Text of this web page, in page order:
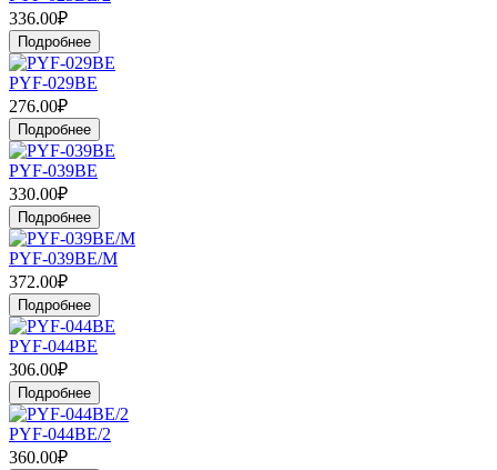
336.00₽
Подробнее
PYF-029BE
276.00₽
Подробнее
PYF-039BE
330.00₽
Подробнее
PYF-039BE/M
372.00₽
Подробнее
PYF-044BE
306.00₽
Подробнее
PYF-044BE/2
360.00₽